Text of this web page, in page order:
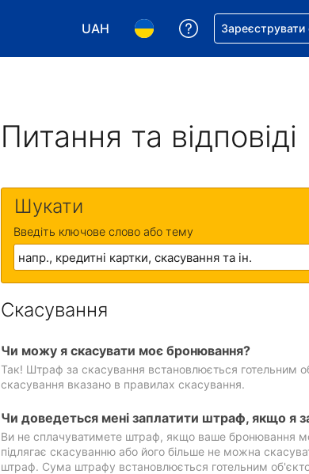
UAH
Виберіть валюту. Ваша поточна
Виберіть мову. Ваша
Отримайте
Питання та відповіді
Шукати
Введіть ключове слово або тему
Скасування
Чи можу я скасувати моє бронювання?
Так! Штраф за скасування встановлюється готельним
скасування вказано в правилах скасування.
Чи доведеться мені заплатити штраф, якщо я
Ви не сплачуватимете штраф, якщо ваше бронювання
підлягає скасуванню або його більше не можна
штраф. Сума штрафу встановлюється готельним